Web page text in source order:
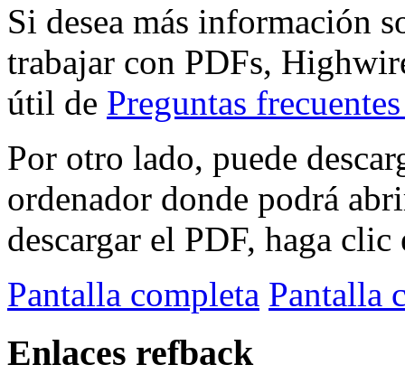
Si desea más información
trabajar con PDFs,
útil de Preguntas
Por otro lado, puede
ordenador donde podrá
descargar el PDF, haga
Pantalla completa Pantalla
Enlaces refback